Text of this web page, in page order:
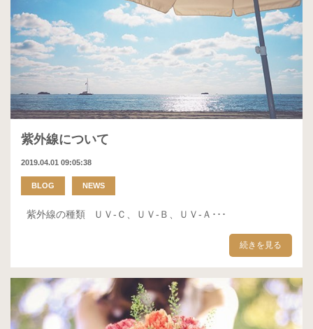
紫外線について
2019.04.01 09:05:38
BLOG NEWS
紫外線の種類 ＵＶ-Ｃ、ＵＶ-Ｂ、ＵＶ-Ａ･･･
続きを見る